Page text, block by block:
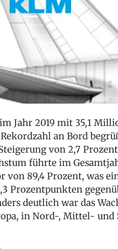
Jahr 2019 mit 35,1
an Bord
von 2,7
führte im
von 89,4 Prozent, was
Prozentpunkten
deutlich war das
in Nord-, Mittel- und